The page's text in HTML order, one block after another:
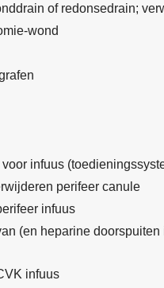
of redonsedrain;
wond
infuus
perifeer canule
infuus
(en heparine doorspuiten
infuus